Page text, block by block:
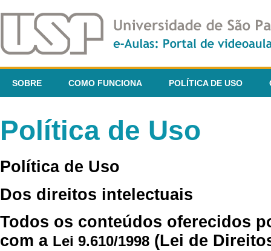
SOBRE COMO FUNCIONA POLÍTICA DE USO
Política de Uso
Política de Uso
Dos direitos intelectuais
Todos os conteúdos oferecidos
com a Lei 9.610/1998 (Lei de